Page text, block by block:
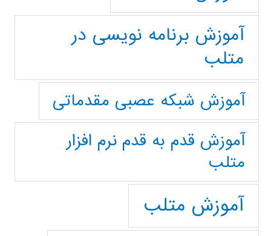
آموزش برنامه نویسی در
متلب
آموزش شبکه عصبی مقدماتی
آموزش قدم به قدم نرم افزار
متلب
آموزش متلب